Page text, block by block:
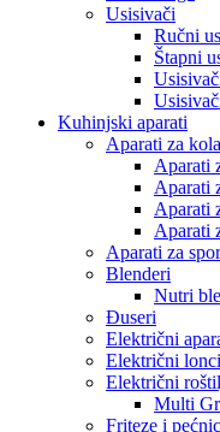
Usisivači
Ručni
Štapni
Kuhinjski aparati
Aparati za
Aparati
Aparati
Aparati
Aparati
Aparati za
Blenderi
Nutri
Đuseri
Električni
Električni lonci
Električni
Multi
Friteze i